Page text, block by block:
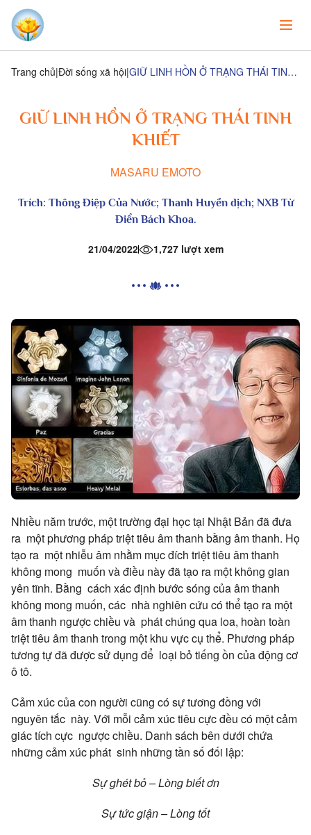
Trang chủ Đời sống xã hội GIỮ LINH HỒN Ở TRẠNG THÁI TINH KHIẾT
GIỮ LINH HỒN Ở TRẠNG THÁI TINH
KHIẾT
MASARU EMOTO
Trích: Thông Điệp Của Nước; Thanh Huyền dịch; NXB Từ
Điển Bách Khoa.
21/04/2022 1,727 lượt xem
Nhiều năm trước, một trường đại học tại Nhật Bản đã đưa
ra một phương pháp triệt tiêu âm thanh bằng âm thanh. Họ
tạo ra một nhiễu âm nhằm mục đích triệt tiêu âm thanh
không mong muốn và điều này đã tạo ra một không gian
yên tĩnh. Bằng cách xác định bước sóng của âm thanh
không mong muốn, các nhà nghiên cứu có thể tạo ra một
âm thanh ngược chiều và phát chúng qua loa, hoàn toàn
triệt tiêu âm thanh trong một khu vực cụ thể. Phương pháp
tương tự đã được sử dụng để loại bỏ tiếng ồn của động cơ
ô tô.
Cảm xúc của con người cũng có sự tương đồng với
nguyên tắc này. Với mỗi cảm xúc tiêu cực đều có một cảm
giác tích cực ngược chiều. Danh sách bên dưới chứa
những cảm xúc phát sinh những tần số đối lập:
Sự ghét bỏ – Lòng biết ơn
Sự tức giận – Lòng tốt